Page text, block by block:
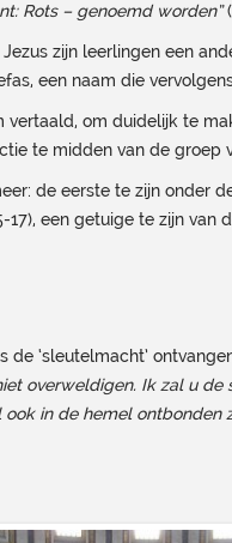
Rots – genoemd worden”
zijn leerlingen een
een naam die
vertaald, om duidelijk te
te midden van de groep
de eerste te zijn onder
17), een getuige te zijn van
de ‘sleutelmacht’
overweldigen. Ik zal u
in de hemel ontbonden